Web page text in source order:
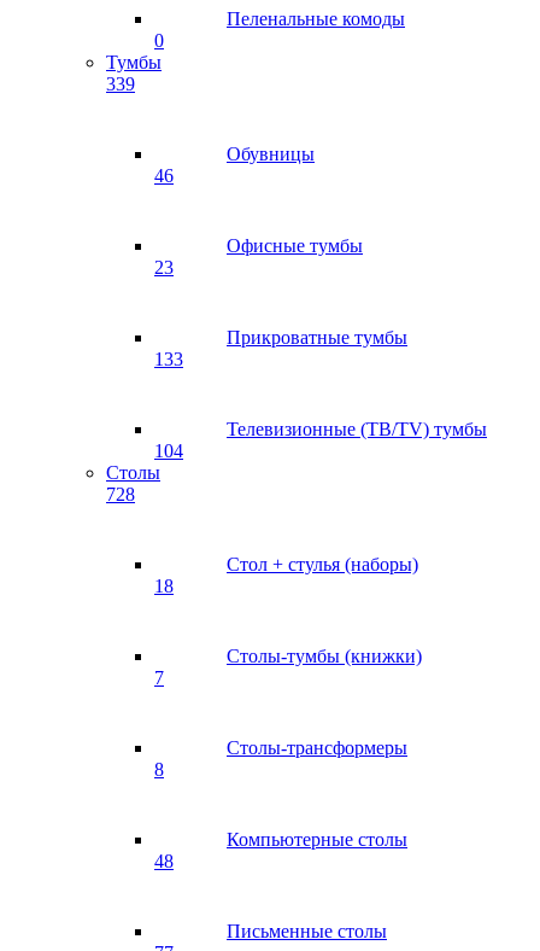
Пеленальные комоды
0
Тумбы
339
Обувницы
46
Офисные тумбы
23
Прикроватные тумбы
133
Телевизионные (ТВ/TV) тумбы
104
Столы
728
Стол + стулья (наборы)
18
Столы-тумбы (книжки)
7
Столы-трансформеры
8
Компьютерные столы
48
Письменные столы